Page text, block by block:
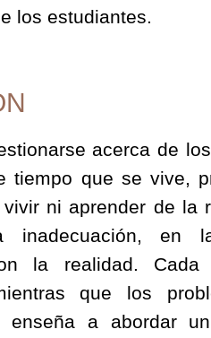
los estudiantes.
acerca de
tiempo que se vive,
ni aprender de la
inadecuación,
la realidad.
que los
enseña a abordar